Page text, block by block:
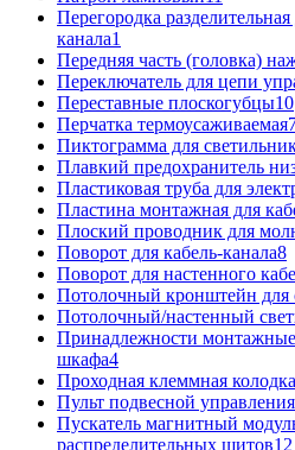
Перегородка
канала1
Передняя часть (головка)
Переключатель для цепи
Переставные плоскогубцы10
Перчатка термоусаживаемая
Пиктограмма для
Плавкий предохранитель
Пластиковая труба для
Пластина монтажная для
Плоский проводник для
Поворот для кабель-канала8
Поворот для настенного
Потолочный кронштейн для
Потолочный/настенный
Принадлежности монтажные
шкафа4
Проходная клеммная колодка
Пульт подвесной
Пускатель магнитный
распределительных щитов12